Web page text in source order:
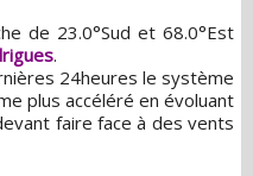
de 23.0°Sud et 68.0°Est
.
24heures le système
plus accéléré en évoluant
faire face à des vents